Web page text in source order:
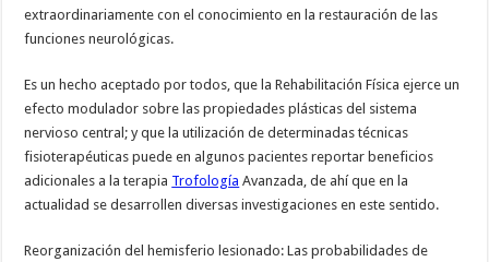
extraordinariamente con el conocimiento en la restauración de las
funciones neurológicas.
Es un hecho aceptado por todos, que la Rehabilitación Física ejerce un
efecto modulador sobre las propiedades plásticas del sistema
nervioso central; y que la utilización de determinadas técnicas
fisioterapéuticas puede en algunos pacientes reportar beneficios
adicionales a la terapia Trofología Avanzada, de ahí que en la
actualidad se desarrollen diversas investigaciones en este sentido.
Reorganización del hemisferio lesionado: Las probabilidades de